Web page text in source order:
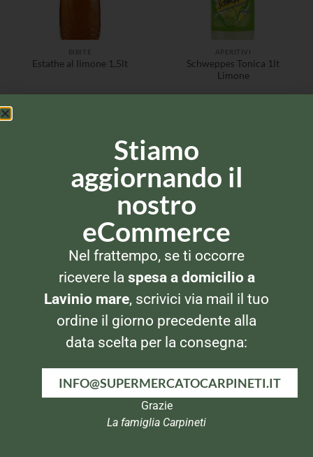
BIBITE
Estathe al limone 1,5lt
APERITIVI
Schweppes Tonica 1lt
Limone
BIBITE
Fanta 1,5lt
BIBITE
Coca Cola Zero 1,5lt
Stiamo
aggiornando il
nostro
eCommerce
Nel frattempo, se ti occorre
ricevere la spesa a domicilio a
Lavinio mare, scrivici via mail il tuo
ordine il giorno precedente alla
data scelta per la consegna:
INFO@SUPERMERCATOCARPINETI.IT
Grazie
La famiglia Carpineti